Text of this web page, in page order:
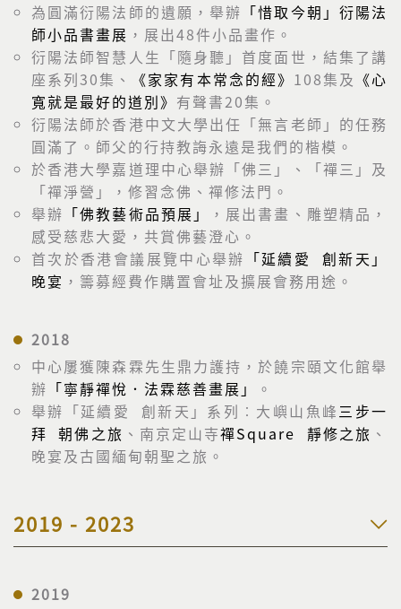
為圓滿衍陽法師的遺願，舉辦 「惜取今朝」衍陽法
師小品書畫展 ，展出48件小品畫作。
衍陽法師智慧人生「隨身聽」首度面世，結集了講
座系列30集、
《家家有本常念的經》 108集及 《心
寬就是最好的道別》 有聲書20集。
衍陽法師於香港中文大學出任「無言老師」的任務
圓滿了。師父的行持教誨永遠是我們的楷模。
於香港大學嘉道理中心舉辦「佛三」、「禪三」及
「禪淨營」，修習念佛、禪修法門。
舉辦 「佛教藝術品預展」
，展出書畫、雕塑精品，
感受慈悲大愛，共賞佛藝澄心。
首次於香港會議展覽中心舉辦 「延續愛 創新天」
晚宴 ，籌募經費作購置會址及擴展會務用途。
2018
中心屢獲陳森霖先生鼎力護持，於饒宗頤文化館舉
辦 「寧靜禪悅．法霖慈善畫展」
。
舉辦「延續愛 創新天」系列︰大嶼山魚峰三步一
拜 朝佛之旅 、南京定山寺禪Square 靜修之旅 、
晚宴及古國緬甸朝聖之旅。
2019 - 2023
2019